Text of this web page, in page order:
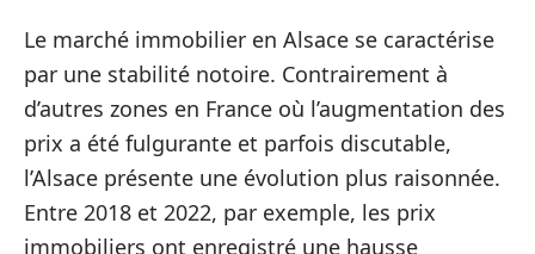
Le marché immobilier en Alsace se caractérise
par une stabilité notoire. Contrairement à
d’autres zones en France où l’augmentation des
prix a été fulgurante et parfois discutable,
l’Alsace présente une évolution plus raisonnée.
Entre 2018 et 2022, par exemple, les prix
immobiliers ont enregistré une hausse